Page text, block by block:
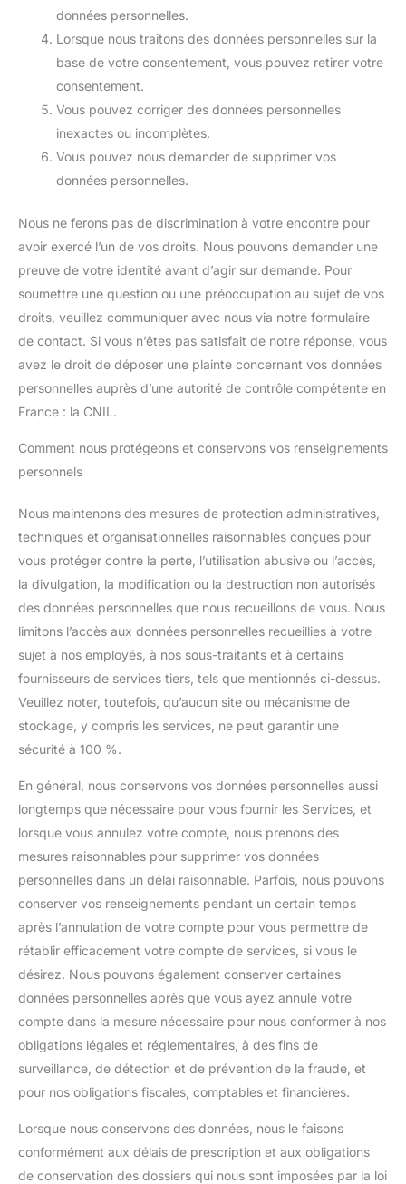
données personnelles.
Lorsque nous traitons des données personnelles sur la
base de votre consentement, vous pouvez retirer votre
consentement.
Vous pouvez corriger des données personnelles
inexactes ou incomplètes.
Vous pouvez nous demander de supprimer vos
données personnelles.
Nous ne ferons pas de discrimination à votre encontre pour
avoir exercé l’un de vos droits. Nous pouvons demander une
preuve de votre identité avant d’agir sur demande. Pour
soumettre une question ou une préoccupation au sujet de vos
droits, veuillez communiquer avec nous via notre formulaire
de contact. Si vous n’êtes pas satisfait de notre réponse, vous
avez le droit de déposer une plainte concernant vos données
personnelles auprès d’une autorité de contrôle compétente en
France : la CNIL.
Comment nous protégeons et conservons vos renseignements
personnels
Nous maintenons des mesures de protection administratives,
techniques et organisationnelles raisonnables conçues pour
vous protéger contre la perte, l’utilisation abusive ou l’accès,
la divulgation, la modification ou la destruction non autorisés
des données personnelles que nous recueillons de vous. Nous
limitons l’accès aux données personnelles recueillies à votre
sujet à nos employés, à nos sous-traitants et à certains
fournisseurs de services tiers, tels que mentionnés ci-dessus.
Veuillez noter, toutefois, qu’aucun site ou mécanisme de
stockage, y compris les services, ne peut garantir une
sécurité à 100 %.
En général, nous conservons vos données personnelles aussi
longtemps que nécessaire pour vous fournir les Services, et
lorsque vous annulez votre compte, nous prenons des
mesures raisonnables pour supprimer vos données
personnelles dans un délai raisonnable. Parfois, nous pouvons
conserver vos renseignements pendant un certain temps
après l’annulation de votre compte pour vous permettre de
rétablir efficacement votre compte de services, si vous le
désirez. Nous pouvons également conserver certaines
données personnelles après que vous ayez annulé votre
compte dans la mesure nécessaire pour nous conformer à nos
obligations légales et réglementaires, à des fins de
surveillance, de détection et de prévention de la fraude, et
pour nos obligations fiscales, comptables et financières.
Lorsque nous conservons des données, nous le faisons
conformément aux délais de prescription et aux obligations
de conservation des dossiers qui nous sont imposées par la loi